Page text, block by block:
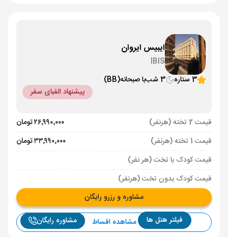
فیلتر هتل ها
ایبیس ایروان
IBIS
3 ستاره
3 شب با صبحانه(BB)
پیشنهاد الفبای سفر
قیمت 2 تخته (هرنفر)
۲۶٬۹۹۰٬۰۰۰ تومان
قیمت 1 تخته (هرنفر)
۳۳٬۹۹۰٬۰۰۰ تومان
قیمت کودک با تخت (هر نفر)
قیمت کودک بدون تخت (هرنفر)
مشاوره و رزرو رایگان
مشاهده اقساط مشاوره رایگان